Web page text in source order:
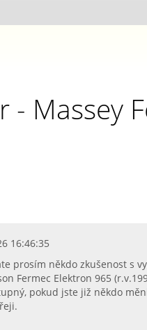
- Massey
16:46:35
prosím někdo zkušenost s
Fermec Elektron 965
pokud jste již někdo